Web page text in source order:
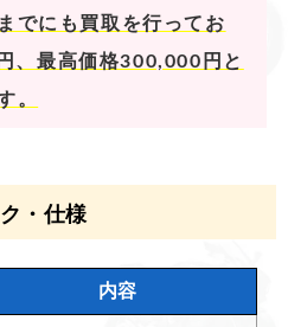
でにも買取を行ってお
、最高価格300,000円と
。
・仕様
内容